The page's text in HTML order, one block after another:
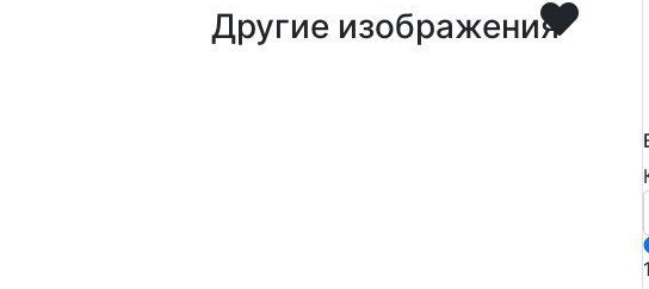
Другие изображения
1